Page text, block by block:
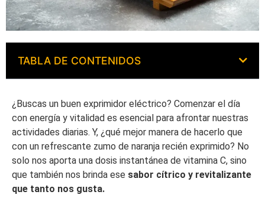
TABLA DE CONTENIDOS
¿Buscas un buen exprimidor eléctrico? Comenzar el día
con energía y vitalidad es esencial para afrontar nuestras
actividades diarias. Y, ¿qué mejor manera de hacerlo que
con un refrescante zumo de naranja recién exprimido? No
solo nos aporta una dosis instantánea de vitamina C, sino
que también nos brinda ese sabor cítrico y revitalizante
que tanto nos gusta.